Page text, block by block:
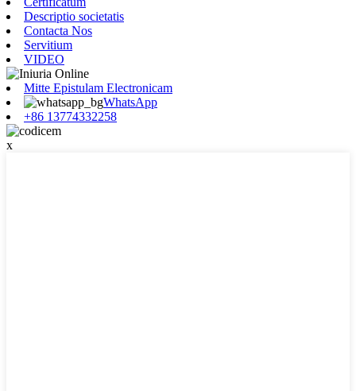
Descriptio societatis
Contacta Nos
Servitium
VIDEO
Mitte Epistulam Electronicam
WhatsApp
+86 13774332258
x